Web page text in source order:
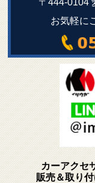
お気軽に
カーアクセ
販売＆取り